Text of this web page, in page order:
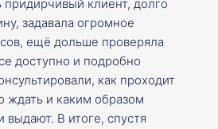
клиент, долго
задавала огромное
ещё дольше проверяла
доступно и подробно
как проходит
ждать и каким образом
выдают. В итоге, спустя